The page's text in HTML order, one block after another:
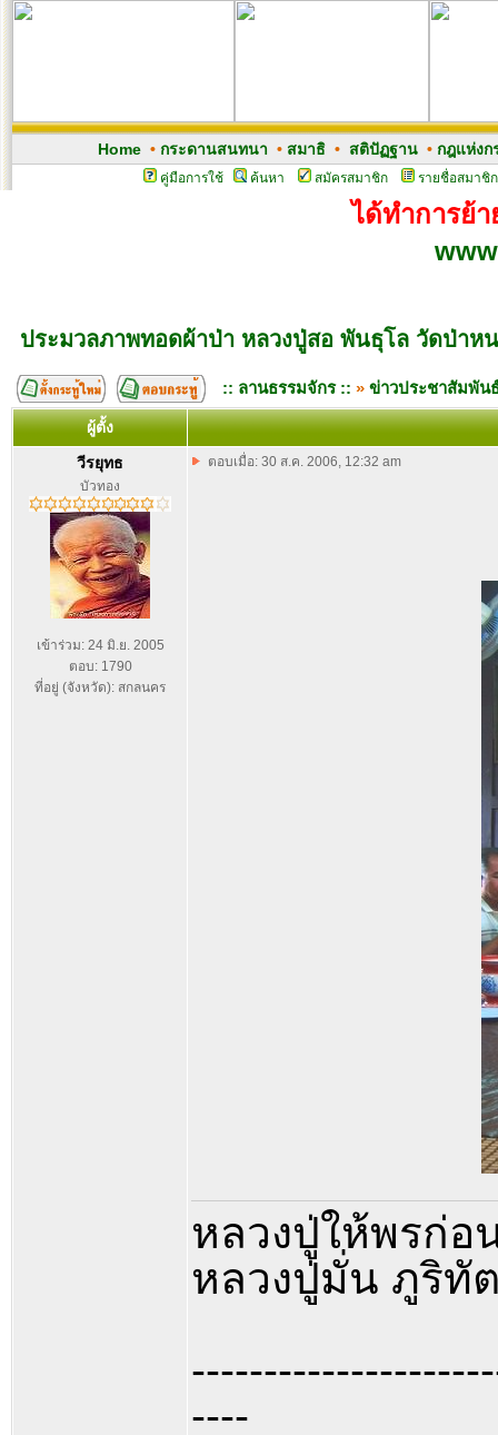
Home• กระดานสนทนา • สมาธิ• สติปัฏฐาน• กฎแห่งก
คู่มือการใช้ ค้นหา สมัครสมาชิก รายชื่อสมาชิก
ได้ทำการย้
ประมวลภาพทอดผ้าป่า หลวงปู่สอ พันธุโล วัดป่าห
:: ลานธรรมจักร :: » ข่าวประชาสัมพัน
ผู้ตั้ง
วีรยุทธ
บัวทอง
เข้าร่วม: 24 มิ.ย. 2005
ตอบ: 1790
ที่อยู่ (จังหวัด): สกลนคร
ตอบเมื่อ: 30 ส.ค. 2006, 12:32 am
หลวงปู่ให้พรก่
หลวงปู่มั่น ภูริทั
----